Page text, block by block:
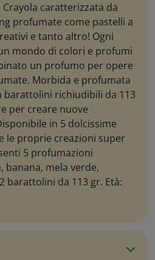
Crayola caratterizzata da
profumate come pastelli a
e tanto altro! Ogni
mondo di colori e profumi
un profumo per opere
Morbida e profumata
barattolini richiudibili da 113
per creare nuove
in 5 dolcissime
le proprie creazioni super
5 profumazioni
banana, mela verde,
barattolini da 113 gr. Età: